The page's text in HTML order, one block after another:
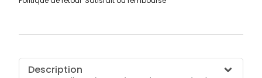
Description